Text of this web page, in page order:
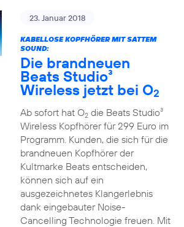
23. Januar 2018
KABELLOSE KOPFHÖRER MIT SATTEM
SOUND:
Die brandneuen
Beats Studio³
Wireless jetzt bei O2
Ab sofort hat O2die Beats Studio³
Wireless Kopfhörer für 299 Euro im
Programm. Kunden, die sich für die
brandneuen Kopfhörer der
Kultmarke Beats entscheiden,
können sich auf ein
ausgezeichnetes Klangerlebnis
dank eingebauter Noise-
Cancelling Technologie freuen. Mit